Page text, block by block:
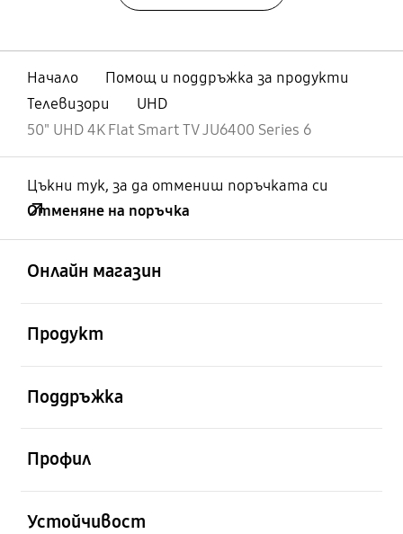
Начало
Помощ и поддръжка за продукти
Телевизори
UHD
50" UHD 4K Flat Smart TV JU6400 Series 6
Цъкни тук, за да отмениш поръчката си
Отменяне на поръчка
Онлайн магазин
Продукт
Поддръжка
Профил
Устойчивост